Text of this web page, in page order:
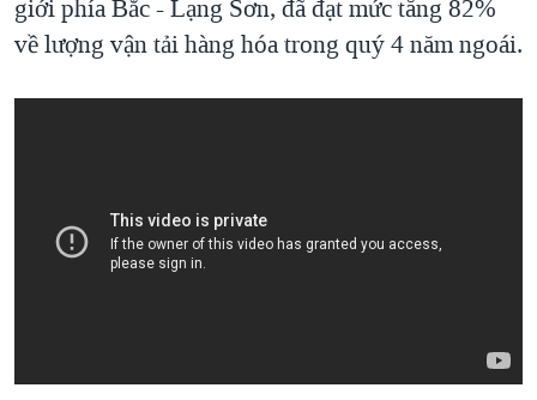
giới phía Bắc - Lạng Sơn, đã đạt mức tăng 82%
về lượng vận tải hàng hóa trong quý 4 năm ngoái.